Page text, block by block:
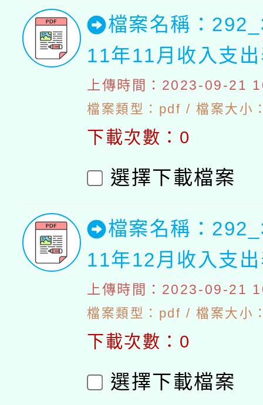
檔案名稱：
11年11月收入支
上傳時間：2023-09-21
檔案類型：pdf / 檔案大小
下載次數：0
選擇下載檔案
檔案名稱：
11年12月收入支
上傳時間：2023-09-21
檔案類型：pdf / 檔案大小
下載次數：0
選擇下載檔案